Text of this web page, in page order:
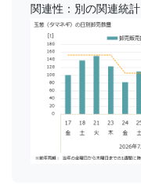
関連性：別の関連統計